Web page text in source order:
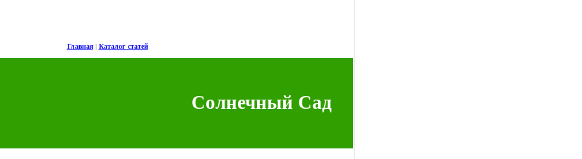
Главная| Каталог статей
Солнечный Сад